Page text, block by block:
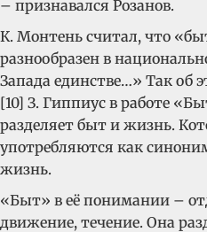
– признавался Розанов.
К. Монтень считал, что
разнообразен в
Запада единстве…» Так об
[10] З. Гиппиус в работе
разделяет быт и жизнь.
употребляются как
жизнь.
«Быт» в её понимании –
движение, течение. Она